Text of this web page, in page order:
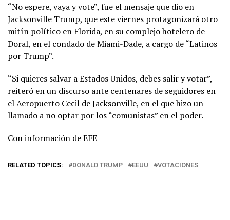
“No espere, vaya y vote”, fue el mensaje que dio en
Jacksonville Trump, que este viernes protagonizará otro
mitín político en Florida, en su complejo hotelero de
Doral, en el condado de Miami-Dade, a cargo de “Latinos
por Trump”.
“Si quieres salvar a Estados Unidos, debes salir y votar”,
reiteró en un discurso ante centenares de seguidores en
el Aeropuerto Cecil de Jacksonville, en el que hizo un
llamado a no optar por los “comunistas” en el poder.
Con información de EFE
RELATED TOPICS: DONALD TRUMP EEUU VOTACIONES